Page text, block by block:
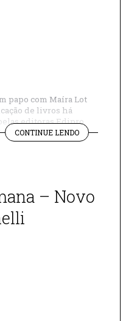
papo com Maíra Lot
de livros há
editoras Edipro,
Filha de
são fundamentais
CONTINUE LENDO"BATE
PAPO
PUBLISHER,
– Novo